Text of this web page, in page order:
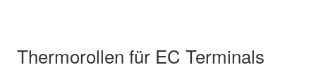
Thermorollen für EC Terminals